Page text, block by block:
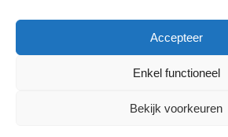
Accepteer
Enkel functioneel
Bekijk voorkeuren